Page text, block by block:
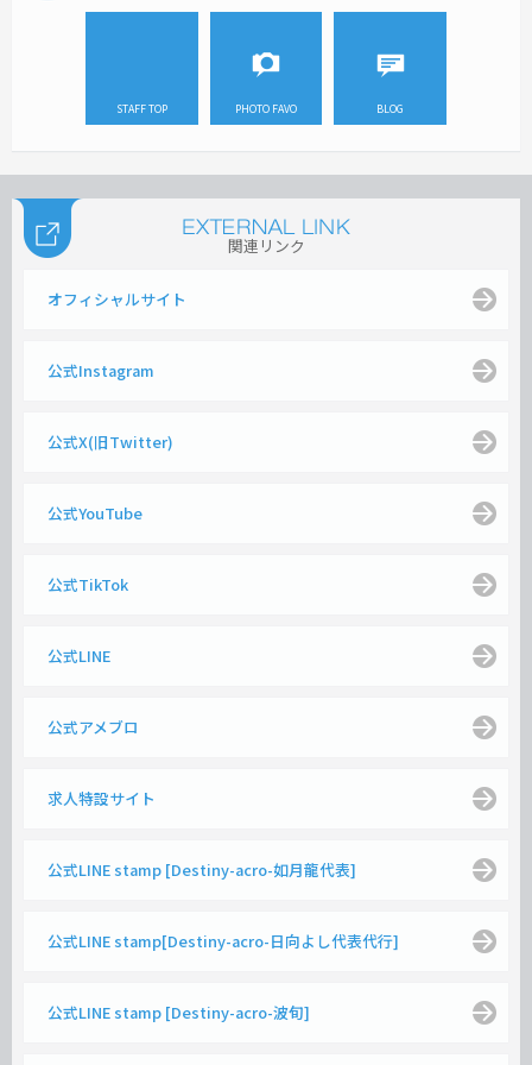
STAFF TOP PHOTO FAVO BLOG
関連リンク
オフィシャルサイト
公式Instagram
公式X(旧Twitter)
公式YouTube
公式TikTok
公式LINE
公式アメブロ
求人特設サイト
公式LINE stamp [Destiny-acro-如月龍代表]
公式LINE stamp[Destiny-acro-日向よし代表代行]
公式LINE stamp [Destiny-acro-波旬]